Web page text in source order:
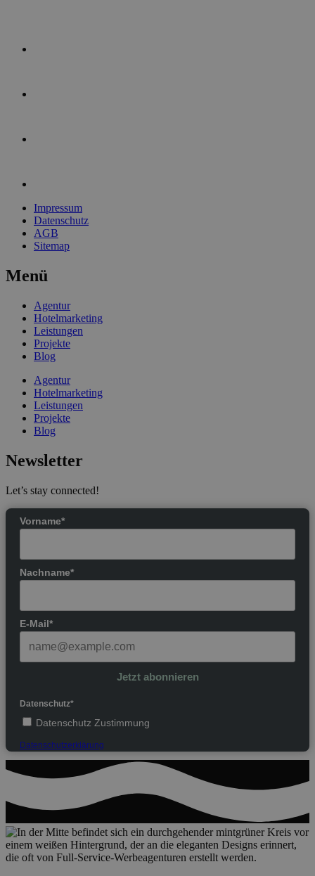
Impressum
Datenschutz
AGB
Sitemap
Menü
Agentur
Hotelmarketing
Leistungen
Projekte
Blog
Agentur
Hotelmarketing
Leistungen
Projekte
Blog
Newsletter
Let’s stay connected!
Vorname*
Nachname*
E-Mail*
Jetzt abonnieren
Datenschutz*
Datenschutz Zustimmung
Datenschutzerklärung